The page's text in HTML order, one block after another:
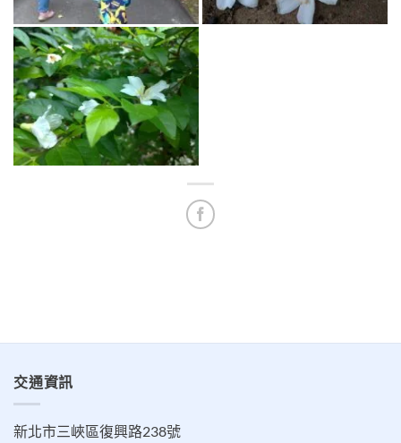
交通資訊
新北市三峽區復興路238號